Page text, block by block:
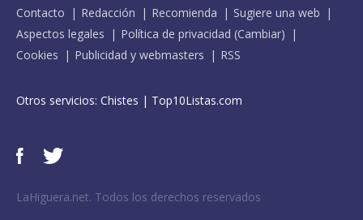
Contacto Redacción Recomienda
Sugiere una web
Aspectos legales
Política de privacidad (Cambiar)
Cookies
Publicidad y webmasters RSS
Otros servicios: Chistes | Top10Listas.com
LaHiguera.net. Todos los derechos reservados